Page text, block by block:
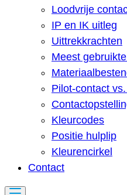
Loodvrije
IP en IK uitleg
Uittrekkrachten
Meest
Pilot-contact
Kleurcodes
Positie hulplip
Kleurencirkel
Contact